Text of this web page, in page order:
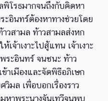
พิโรธมากจนถึงกับคิดหา
ระอินทร์ต้องหาทางช่วยโดย
วสามล ท้าวสามลส่งหก
จ้าเงาะไปสู้แทน เจ้าเงาะ
ระอินทร์ จนชนะ ท้าว
าเมืองและจัดพิธีอภิเษก
มล เพื่อบอกเรื่องราว
หาพระนางจันเทวีจนพบ